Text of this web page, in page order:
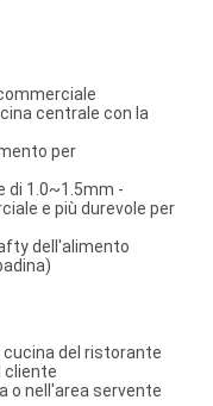
centrale con la
per
di 1.0~1.5mm -
e più durevole per
dell'alimento
cucina del ristorante
cliente
o nell'area servente